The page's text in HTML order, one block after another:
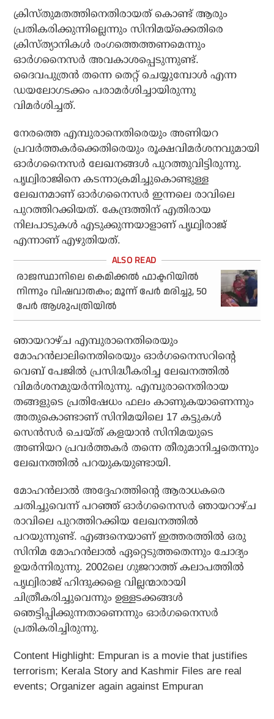
ക്രിസ്തുമതത്തിനെതിരായത് കൊണ്ട് ആരും
പ്രതികരിക്കുന്നില്ലെന്നും സിനിമയ്ക്കെതിരെ
ക്രിസ്ത്യാനികള്‍ രംഗത്തെത്തണമെന്നും
ഓര്‍ഗനൈസര്‍ അവകാശപ്പെടുന്നുണ്ട്.
ദൈവപുത്രന്‍ തന്നെ തെറ്റ് ചെയ്യുമ്പോള്‍ എന്ന
ഡയലോഗടക്കം പരാമര്‍ശിച്ചായിരുന്നു
വിമര്‍ശിച്ചത്.
നേരത്തെ എമ്പുരാനെതിരെയും അണിയറ
പ്രവര്‍ത്തകര്‍ക്കെതിരെയും രൂക്ഷവിമര്‍ശനവുമായി
ഓര്‍ഗനൈസര്‍ ലേഖനങ്ങള്‍ പുറത്തുവിട്ടിരുന്നു.
പൃഥ്വിരാജിനെ കടന്നാക്രമിച്ചുകൊണ്ടുള്ള
ലേഖനമാണ് ഓര്‍ഗനൈസര്‍ ഇന്നലെ രാവിലെ
പുറത്തിറക്കിയത്. കേന്ദ്രത്തിന് എതിരായ
നിലപാടുകള്‍ എടുക്കുന്നയാളാണ് പൃഥ്വിരാജ്
എന്നാണ് എഴുതിയത്.
രാജസ്ഥാനിലെ കെമിക്കല്‍ ഫാക്ടറിയില്‍
നിന്നും വിഷവാതകം; മൂന്ന് പേര്‍ മരിച്ചു, 50
പേര്‍ ആശുപത്രിയില്‍
ഞായറാഴ്ച എമ്പുരാനെതിരെയും
മോഹന്‍ലാലിനെതിരെയും ഓര്‍ഗനൈസറിന്റെ
വെബ് പേജില്‍ പ്രസിദ്ധീകരിച്ച ലേഖനത്തില്‍
വിമര്‍ശനമുയര്‍ന്നിരുന്നു. എമ്പുരാനെതിരായ
തങ്ങളുടെ പ്രതിഷേധം ഫലം കാണുകയാണെന്നും
അതുകൊണ്ടാണ് സിനിമയിലെ 17 കട്ടുകള്‍
സെന്‍സര്‍ ചെയ്ത് കളയാന്‍ സിനിമയുടെ
അണിയറ പ്രവര്‍ത്തകര്‍ തന്നെ തീരുമാനിച്ചതെന്നും
ലേഖനത്തില്‍ പറയുകയുണ്ടായി.
മോഹന്‍ലാല്‍ അദ്ദേഹത്തിന്റെ ആരാധകരെ
ചതിച്ചുവെന്ന് പറഞ്ഞ് ഓര്‍ഗനൈസര്‍ ഞായറാഴ്ച
രാവിലെ പുറത്തിറക്കിയ ലേഖനത്തില്‍
പറയുന്നുണ്ട്. എങ്ങനെയാണ് ഇത്തരത്തില്‍ ഒരു
സിനിമ മോഹന്‍ലാല്‍ ഏറ്റെടുത്തതെന്നും ചോദ്യം
ഉയര്‍ന്നിരുന്നു. 2002ലെ ഗുജറാത്ത് കലാപത്തില്‍
പൃഥ്വിരാജ് ഹിന്ദുക്കളെ വില്ലന്മാരായി
ചിത്രീകരിച്ചുവെന്നും ഉള്ളടക്കങ്ങള്‍
ഞെട്ടിപ്പിക്കുന്നതാണെന്നും ഓര്‍ഗനൈസര്‍
പ്രതികരിച്ചിരുന്നു.
Content Highlight: Empuran is a movie that justifies
terrorism; Kerala Story and Kashmir Files are real
events; Organizer again against Empuran